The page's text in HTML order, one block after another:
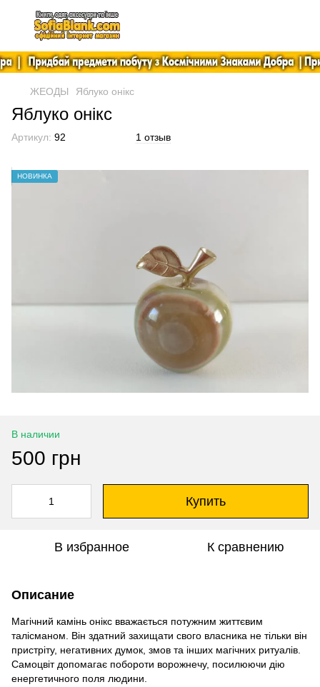
ЖЕОДЫ Яблуко онікс
Яблуко онікс
Артикул: 92 1 отзыв
НОВИНКА
В наличии
500 грн
Купить
В избранное К сравнению
Описание
Магічний камінь онікс вважається потужним життєвим
талісманом. Він здатний захищати свого власника не тільки він
пристріту, негативних думок, змов та інших магічних ритуалів.
Самоцвіт допомагає побороти ворожнечу, посилюючи дію
енергетичного поля людини.